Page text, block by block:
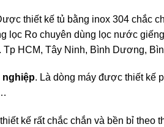
thiết kế tủ bằng inox 304 chắc
lọc Ro chuyên dùng lọc nước
HCM, Tây Ninh, Bình Dương,
nghiệp. Là dòng máy được thiết kế
kế rất chắc chắn và bền bỉ theo